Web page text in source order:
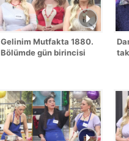
Gelinim Mutfakta 1880.
Bölümde gün birincisi